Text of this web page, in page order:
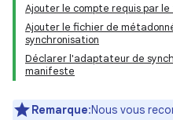
Ajouter le compte requis par
Ajouter le fichier de
synchronisation
Déclarer l'adaptateur de
manifeste
Remarque:Nous vous